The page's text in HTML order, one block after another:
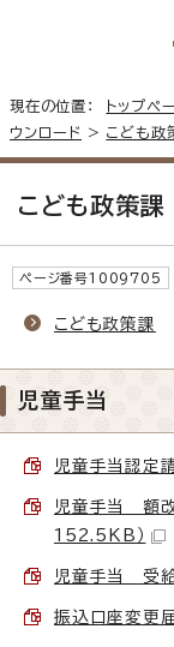
現在の位置： トップペ
ウンロード
> こども政
こども政策課
ページ番号1009705
こども政策課
児童手当
児童手当認定
児童手当 額改
152.5KB）
児童手当 受
振込口座変更